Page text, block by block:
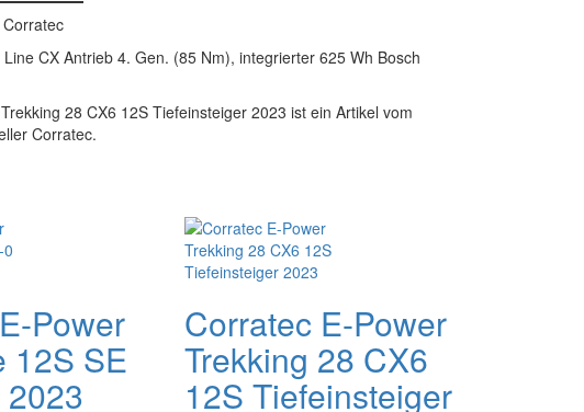
Corratec
CX Antrieb 4. Gen. (85 Nm), integrierter 625 Wh Bosch
28 CX6 12S Tiefeinsteiger 2023 ist ein Artikel vom
Corratec.
Power
12S SE
Corratec E-Power
Trekking 28 CX6
12S Tiefeinsteiger